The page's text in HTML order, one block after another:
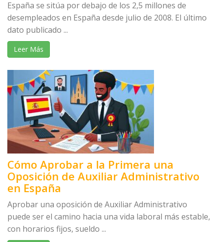
España se sitúa por debajo de los 2,5 millones de
desempleados en España desde julio de 2008. El último
dato publicado ...
Leer Más
Cómo Aprobar a la Primera una
Oposición de Auxiliar Administrativo
en España
Aprobar una oposición de Auxiliar Administrativo
puede ser el camino hacia una vida laboral más estable,
con horarios fijos, sueldo ...